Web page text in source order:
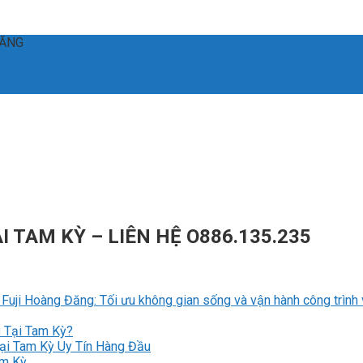
TAM KỲ – LIÊN HỆ O886.135.235
Hoàng Đăng: Tối ưu không gian sống và vận hành công
Tam Kỳ?
Tam Kỳ Uy Tín Hàng Đầu